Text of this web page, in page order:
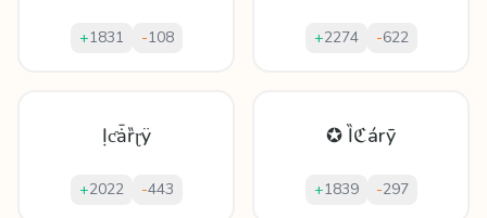
+1831 -108 +2274 -622
Ịƈǡȑɽÿ
+2022 -443
✪ Ȉℭárȳ
+1839 -297